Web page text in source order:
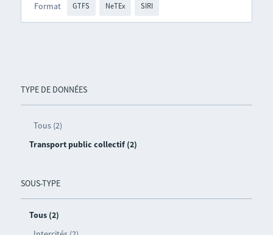
TYPE DE DONNÉES
Tous (2)
Transport public collectif (2)
SOUS-TYPE
Tous (2)
Format GTFS NeTEx SIRI